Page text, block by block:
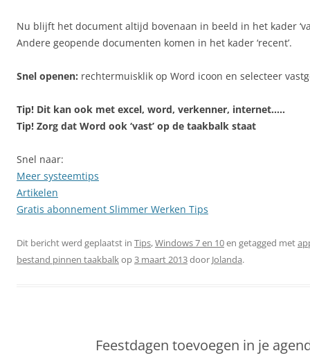
Nu blijft het document altijd bovenaan in beeld in het kader
Andere geopende documenten komen in het kader ‘recent’.
Snel openen: rechtermuisklik op Word icoon en selecteer
Tip! Dit kan ook met excel, word, verkenner, internet…..
Tip! Zorg dat Word ook ‘vast’ op de taakbalk staat
Snel naar:
Meer systeemtips
Artikelen
Gratis abonnement Slimmer Werken Tips
Dit bericht werd geplaatst in Tips,Windows 7 en 10en getagged met
bestand pinnen taakbalk op3 maart 2013door Jolanda.
Feestdagen toevoegen in je